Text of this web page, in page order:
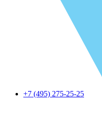
+7 (495) 275-25-25